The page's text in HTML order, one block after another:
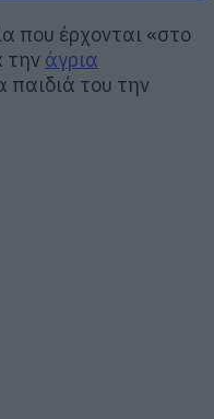
που έρχονται «στο
την άγρια
παιδιά του την